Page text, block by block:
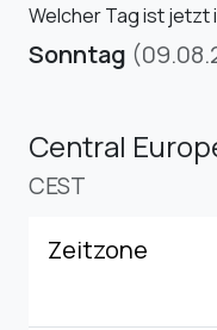
Welcher Tag ist jetzt
Sonntag
Central
CEST
Zeitzone